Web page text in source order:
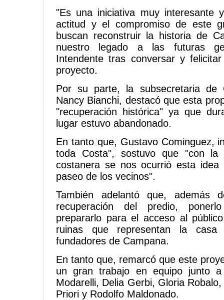
"Es una iniciativa muy interesante
actitud y el compromiso de este
buscan reconstruir la historia de
nuestro legado a las futuras
Intendente tras conversar y
proyecto.
Por su parte, la subsecretaria de
Nancy Bianchi, destacó que esta
"recuperación histórica" ya que
lugar estuvo abandonado.
En tanto que, Gustavo Cominguez,
toda Costa", sostuvo que "con la
costanera se nos ocurrió esta
paseo de los vecinos".
También adelantó que, además
recuperación del predio,
prepararlo para el acceso al
ruinas que representan la casa
fundadores de Campana.
En tanto que, remarcó que este
un gran trabajo en equipo junto
Modarelli, Delia Gerbi, Gloria
Priori y Rodolfo Maldonado.